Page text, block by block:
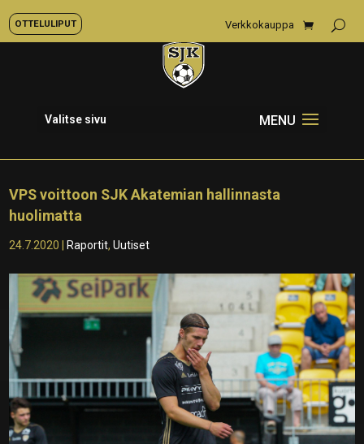
OTTELULIPUT Verkkokauppa
Valitse sivu
VPS voittoon SJK Akatemian hallinnasta
huolimatta
24.7.2020 Raportit,Uutiset